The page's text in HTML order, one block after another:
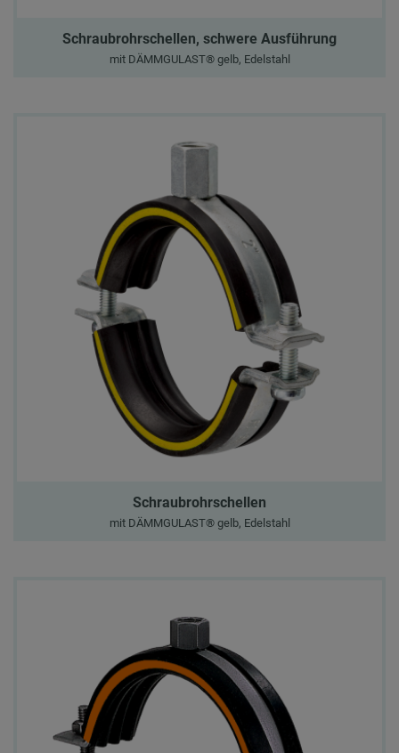
Schraubrohrschellen, schwere Ausführung
mit DÄMMGULAST® gelb, Edelstahl
Schraubrohrschellen
mit DÄMMGULAST® gelb, Edelstahl